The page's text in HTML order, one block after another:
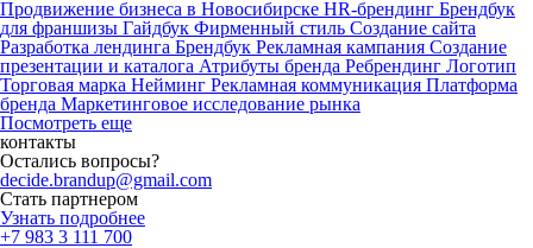
Продвижение бизнеса в Новосибирске HR-брендинг Брендбук
для франшизы Гайдбук Фирменный стиль Создание сайта
Разработка лендинга Брендбук Рекламная кампания Создание
презентации и каталога Атрибуты бренда Ребрендинг Логотип
Торговая марка Нейминг Рекламная коммуникация Платформа
бренда Маркетинговое исследование рынка
Посмотреть еще
контакты
Остались вопросы?
decide.brandup@gmail.com
Стать партнером
Узнать подробнее
+7 983 3 111 700